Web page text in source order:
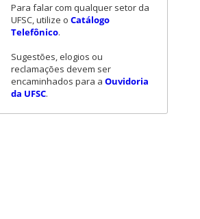
Para falar com qualquer setor da
UFSC, utilize o Catálogo
Telefônico.
Sugestões, elogios ou
reclamações devem ser
encaminhados para a Ouvidoria
da UFSC.